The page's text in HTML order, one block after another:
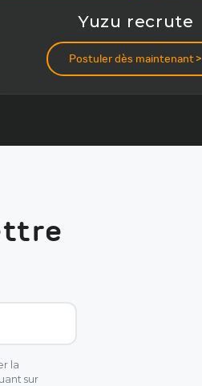
Yuzu recrute
Postuler dès maintenant >
la
sur